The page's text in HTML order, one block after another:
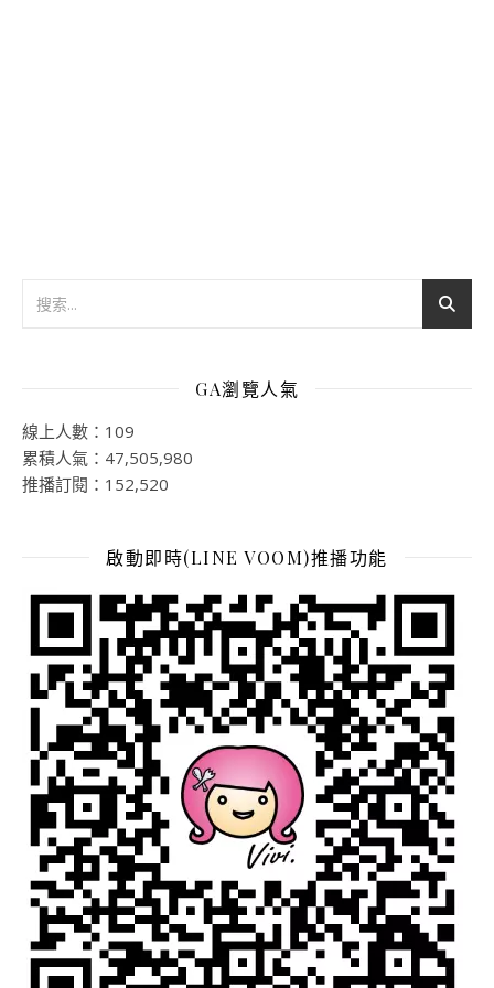
GA瀏覽人氣
線上人數：109
累積人氣：47,505,980
推播訂閱：152,520
啟動即時(LINE VOOM)推播功能